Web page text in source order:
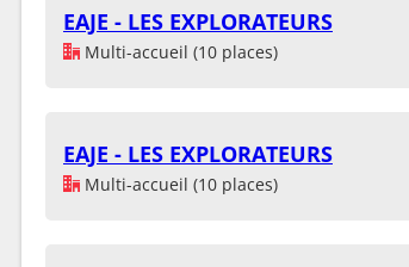
EAJE - LES EXPLORATEURS
Multi-accueil (10 places)
EAJE - LES EXPLORATEURS
Multi-accueil (10 places)